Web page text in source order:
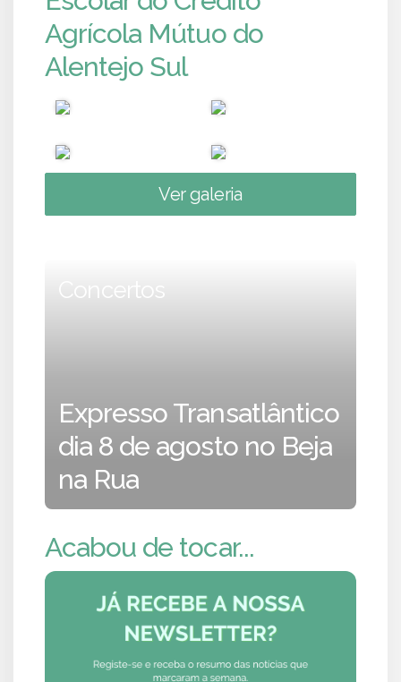
Agrícola Mútuo do
Alentejo Sul
Ver galeria
Concertos
Expresso Transatlântico
dia 8 de agosto no Beja
na Rua
Acabou de tocar...